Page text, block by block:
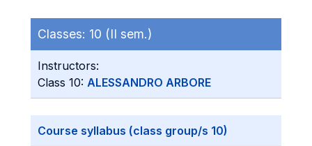
Classes: 10 (II sem.)
Instructors:
Class 10: ALESSANDRO ARBORE
Course syllabus (class group/s 10)